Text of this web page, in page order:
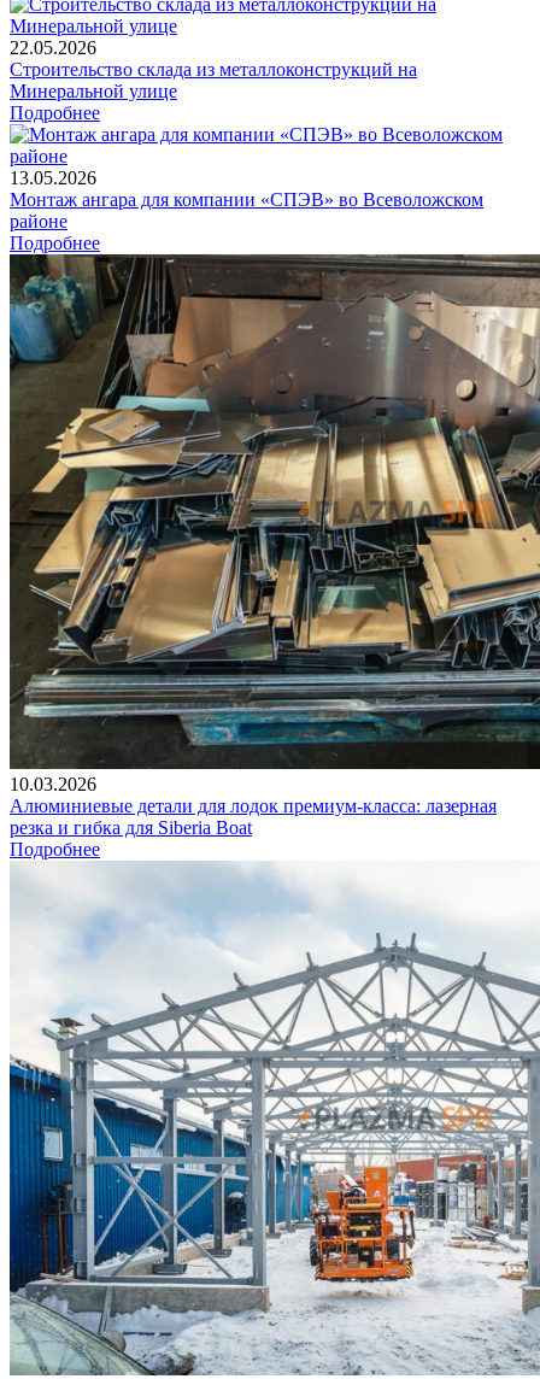
22.05.2026
Строительство склада из металлоконструкций на
Минеральной улице
Подробнее
13.05.2026
Монтаж ангара для компании «СПЭВ» во Всеволожском
районе
Подробнее
10.03.2026
Алюминиевые детали для лодок премиум-класса: лазерная
резка и гибка для Siberia Boat
Подробнее